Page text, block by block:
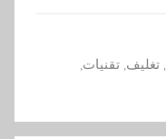
,تغليف,تقنيات,